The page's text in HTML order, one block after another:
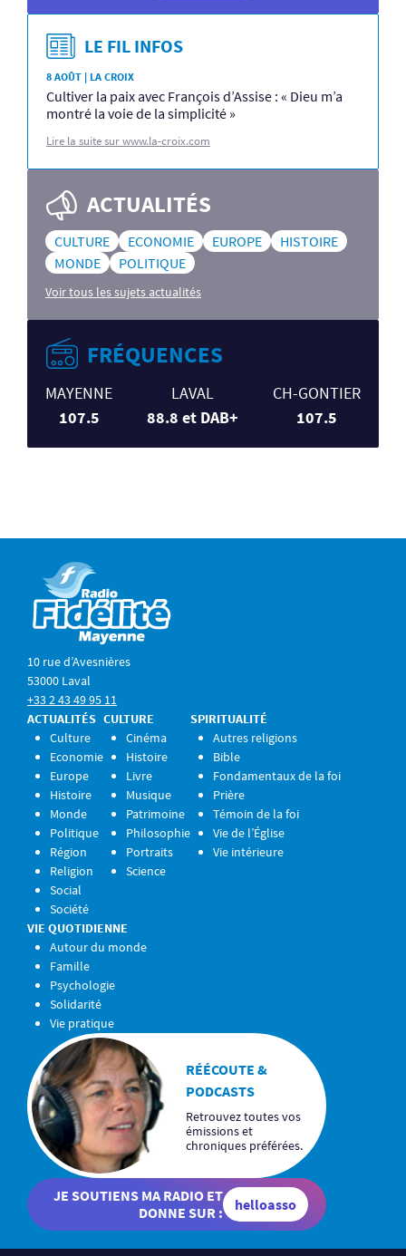
LE FIL INFOS
8 AOÛT | LA CROIX
Cultiver la paix avec François d’Assise : « Dieu m’a
montré la voie de la simplicité »
Lire la suite sur www.la-croix.com
ACTUALITÉS
CULTURE ECONOMIE EUROPE
HISTOIRE
MONDE
POLITIQUE
Voir tous les sujets actualités
FRÉQUENCES
MAYENNE
107.5
LAVAL
88.8 et DAB+
CH-GONTIER
107.5
10 rue d’Avesnières
53000 Laval
+33 2 43 49 95 11
ACTUALITÉS
Culture
Economie
Europe
Histoire
Monde
Politique
Région
Religion
Social
Société
CULTURE
Cinéma
Histoire
Livre
Musique
Patrimoine
Philosophie
Portraits
Science
SPIRITUALITÉ
Autres religions
Bible
Fondamentaux de la foi
Prière
Témoin de la foi
Vie de l’Église
Vie intérieure
VIE QUOTIDIENNE
Autour du monde
Famille
Psychologie
Solidarité
Vie pratique
RÉÉCOUTE &
PODCASTS
Retrouvez toutes vos
émissions et
chroniques préférées.
JE SOUTIENS MA RADIO ET
DONNE SUR :
helloasso